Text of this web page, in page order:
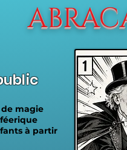
de magie
à partir